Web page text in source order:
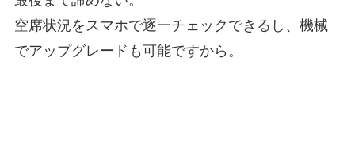
空席状況をスマホで逐一チェックできるし、機械
でアップグレードも可能ですから。